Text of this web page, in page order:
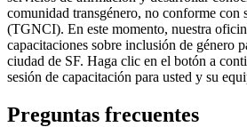
comunidad transgénero, no conforme con
(TGNCI). En este momento, nuestra
capacitaciones sobre inclusión de género
ciudad de SF. Haga clic en el botón a
sesión de capacitación para usted y su
Preguntas frecuentes